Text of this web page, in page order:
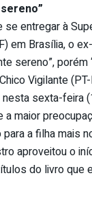
entregar à
em Brasília, o
sereno”, porém
Vigilante
sexta-feira
a maior
a filha mais
aproveitou o
do livro que